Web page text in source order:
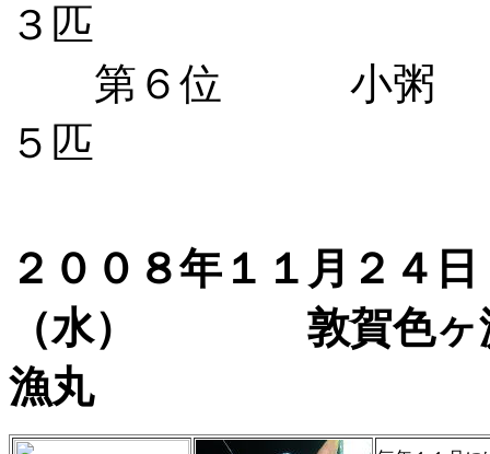
３匹
第６位 小
５匹
２００８年１１月２４
（水） 敦賀
漁丸